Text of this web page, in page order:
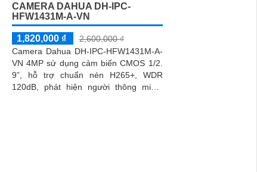
CAMERA DAHUA DH-IPC-
HFW1431M-A-VN
1,820,000 ₫
2,600,000 ₫
Camera Dahua DH-IPC-HFW1431M-A-
VN 4MP sử dụng cảm biến CMOS 1/2.
9”, hỗ trợ chuẩn nén H265+, WDR
120dB, phát hiện người thông minh.